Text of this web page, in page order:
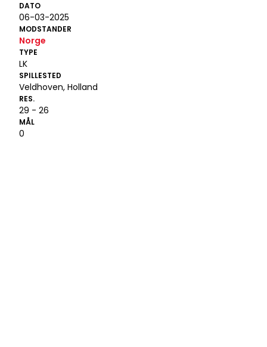
DATO
06-03-2025
MODSTANDER
Norge
TYPE
LK
SPILLESTED
Veldhoven, Holland
RES.
29 - 26
MÅL
0